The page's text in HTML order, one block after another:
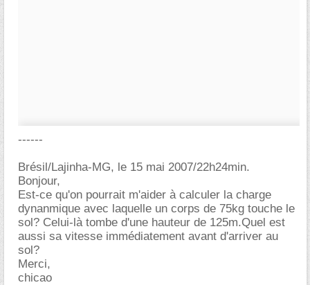
------
Brésil/Lajinha-MG, le 15 mai 2007/22h24min.
Bonjour,
Est-ce qu'on pourrait m'aider à calculer la charge
dynanmique avec laquelle un corps de 75kg touche le
sol? Celui-là tombe d'une hauteur de 125m.Quel est
aussi sa vitesse immédiatement avant d'arriver au
sol?
Merci,
chicao